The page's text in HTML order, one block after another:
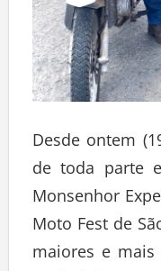
Desde ontem
de toda parte
Monsenhor
Moto Fest de
maiores e